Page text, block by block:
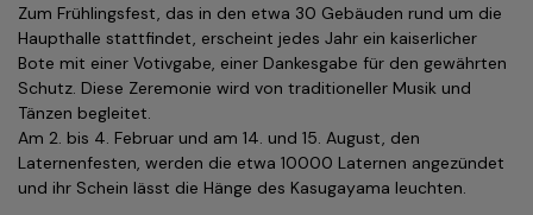
Zum Frühlingsfest, das in den etwa 30 Gebäuden rund um die
Haupthalle stattfindet, erscheint jedes Jahr ein kaiserlicher
Bote mit einer Votivgabe, einer Dankesgabe für den gewährten
Schutz. Diese Zeremonie wird von traditioneller Musik und
Tänzen begleitet.
Am 2. bis 4. Februar und am 14. und 15. August, den
Laternenfesten, werden die etwa 10000 Laternen angezündet
und ihr Schein lässt die Hänge des Kasugayama leuchten.